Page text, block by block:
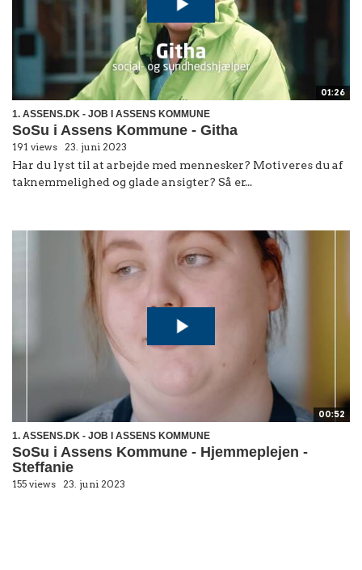
01:26
1. ASSENS.DK - JOB I ASSENS KOMMUNE
SoSu i Assens Kommune - Githa
191 views 23. juni 2023
Har du lyst til at arbejde med mennesker? Motiveres du af
taknemmelighed og glade ansigter? Så er...
00:52
1. ASSENS.DK - JOB I ASSENS KOMMUNE
SoSu i Assens Kommune - Hjemmeplejen -
Steffanie
155 views 23. juni 2023